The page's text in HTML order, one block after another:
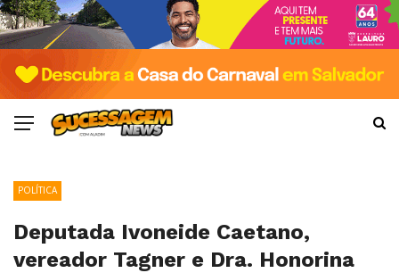
POLÍTICA
Deputada Ivoneide Caetano,
vereador Tagner e Dra. Honorina